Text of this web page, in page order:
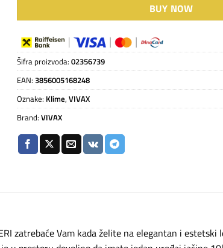
BUY NOW
Šifra proizvoda:02356739
EAN:3856005168248
Oznake: Klime,VIVAX
Brand:VIVAX
zatrebaće Vam kada želite na elegantan i